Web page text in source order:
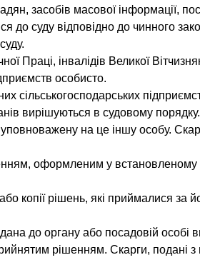
засобів масової інформації,
суду відповідно до чинного
Праці, інвалідів Великої
особисто.
сільськогосподарських
вирішуються в судовому порядку.
на це іншу особу.
оформленим у
копії рішень, які приймалися за
до органу або посадовій особі
рішенням. Скарги, подані